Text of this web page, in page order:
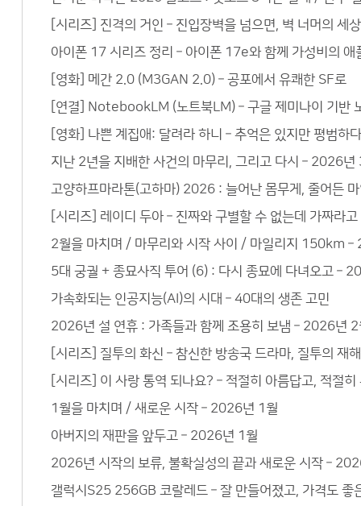
[시리즈] 진격의 거인 – 진입장벽을 넘으면, 벽 너머의 세
아이폰 17 시리즈 정리 – 아이폰 17e와 함께 가성비의 애
[영화] 메간 2.0 (M3GAN 2.0) – 공포에서 유쾌한 SF로
[연결] NotebookLM (노트북LM) – 구글 제미나이 기반
[영화] 나쁜 계집애: 달려라 하니 – 추억은 있지만 평범하다
지난 2년을 지배한 사건의 마무리, 그리고 다시 – 2026년
고양하프마라톤(고하마) 2026 : 늘어난 몸무게, 줄어든
[시리즈] 레이디 두아 – 진짜와 구별할 수 없는데 가짜라
2월을 마치며 / 마무리와 시작 사이 / 마일리지 150km
5대 궁궐 + 종묘사직 투어 (6) : 다시 종묘에 다녀오고 –
가속화되는 인공지능(AI)의 시대 – 40대의 생존 고민
2026년 설 연휴 : 가족들과 함께 조용히 보냄 – 2026년 2
[시리즈] 질투의 화신 – 참신한 방송국 드라마, 질투의 재
[시리즈] 이 사랑 통역 되나요? – 적절히 아름답고, 적절히
1월을 마치며 / 새로운 시작 – 2026년 1월
아버지의 재판을 앞두고 – 2026년 1월
2026년 시작의 보류, 불확실성의 끝과 새로운 시작 –
갤럭시S25 256GB 코랄레드 – 잘 만들어졌고, 가격도 좋